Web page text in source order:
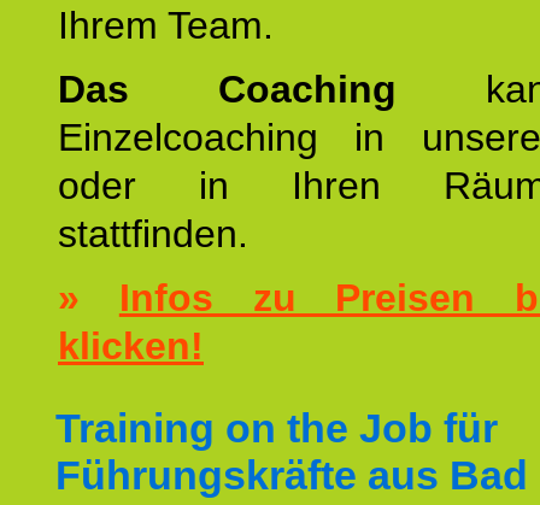
Ihrem Team.
Das Coaching
Einzelcoaching in
oder in Ihren
stattfinden.
» Infos zu Preisen
klicken!
Training on the Job für
Führungskräfte aus Bad